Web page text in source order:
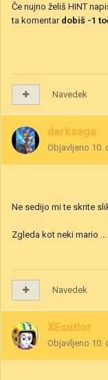
Če nujno želiš HINT
ta komentar dobiš -1
Navedek
darksaga
Objavljeno 10.
Ne sedijo mi te skrite
Zgleda kot neki mario ...
Navedek
XEcutIor
Objavljeno 10.